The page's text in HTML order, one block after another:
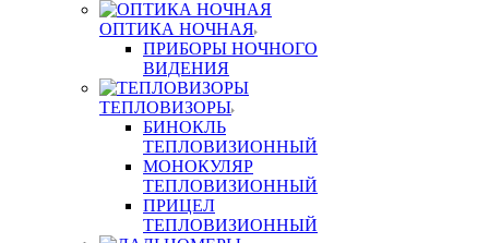
ОПТИКА НОЧНАЯ
ПРИБОРЫ НОЧНОГО
ВИДЕНИЯ
ТЕПЛОВИЗОРЫ
БИНОКЛЬ
ТЕПЛОВИЗИОННЫЙ
МОНОКУЛЯР
ТЕПЛОВИЗИОННЫЙ
ПРИЦЕЛ
ТЕПЛОВИЗИОННЫЙ